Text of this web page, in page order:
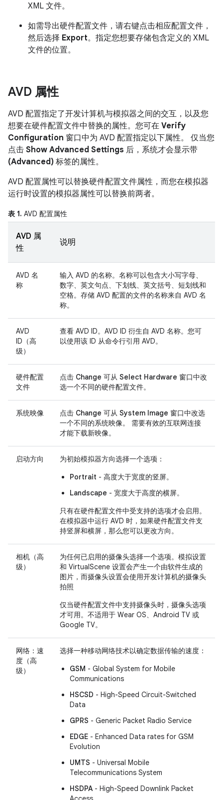
XML 文件。
如需导出硬件配置文件，请右键点击相应配置文件，
然后选择 Export。指定您想要存储包含定义的 XML
文件的位置。
AVD 属性
AVD 配置指定了开发计算机与模拟器之间的交互，以及您
想要在硬件配置文件中替换的属性。您可在 Verify
Configuration 窗口中为 AVD 配置指定以下属性。 仅当您
点击 Show Advanced Settings 后，系统才会显示带
(Advanced) 标签的属性。
AVD 配置属性可以替换硬件配置文件属性，而您在模拟器
运行时设置的模拟器属性可以替换前两者。
表 1. AVD 配置属性
AVD 属
性
说明
AVD 名
称
输入 AVD 的名称。名称可以包含大小写字母、
数字、英文句点、下划线、英文括号、短划线和
空格。存储 AVD 配置的文件的名称来自 AVD 名
称。
AVD
ID（高
级）
查看 AVD ID。AVD ID 衍生自 AVD 名称。您可
以使用该 ID 从命令行引用 AVD。
硬件配置
文件
点击 Change 可从 Select Hardware 窗口中改
选一个不同的硬件配置文件。
系统映像 点击 Change 可从 System Image 窗口中改选
一个不同的系统映像。 需要有效的互联网连接
才能下载新映像。
启动方向
为初始模拟器方向选择一个选项：
Portrait - 高度大于宽度的竖屏。
Landscape - 宽度大于高度的横屏。
只有在硬件配置文件中受支持的选项才会启用。
在模拟器中运行 AVD 时，如果硬件配置文件支
持竖屏和横屏，那么您可以更改方向。
相机（高
级）
为任何已启用的摄像头选择一个选项。模拟设置
和 VirtualScene 设置会产生一个由软件生成的
图片，而摄像头设置会使用开发计算机的摄像头
拍照
仅当硬件配置文件中支持摄像头时，摄像头选项
才可用。不适用于 Wear OS、Android TV 或
Google TV。
网络：速
度（高
级）
选择一种移动网络技术以确定数据传输的速度：
GSM - Global System for Mobile
Communications
HSCSD - High-Speed Circuit-Switched
Data
GPRS - Generic Packet Radio Service
EDGE - Enhanced Data rates for GSM
Evolution
UMTS - Universal Mobile
Telecommunications System
HSDPA - High-Speed Downlink Packet